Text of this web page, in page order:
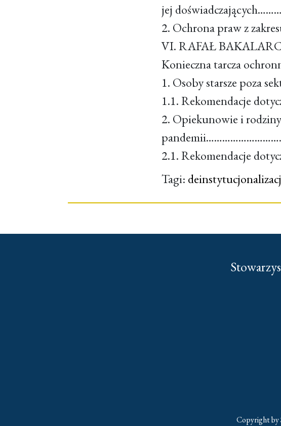
jej
2. Ochrona praw z
VI. RAFAŁ
Konieczna tarcza
1. Osoby starsze poza
1.1. Rekomendacje
2. Opiekunowie i
2.1. Rekomendacje
Tagi:
Copyright by